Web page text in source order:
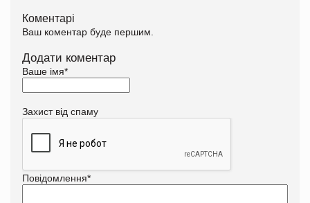
Коментарі
Ваш коментар буде першим.
Додати коментар
Ваше імя*
Захист від спаму
Повідомлення*